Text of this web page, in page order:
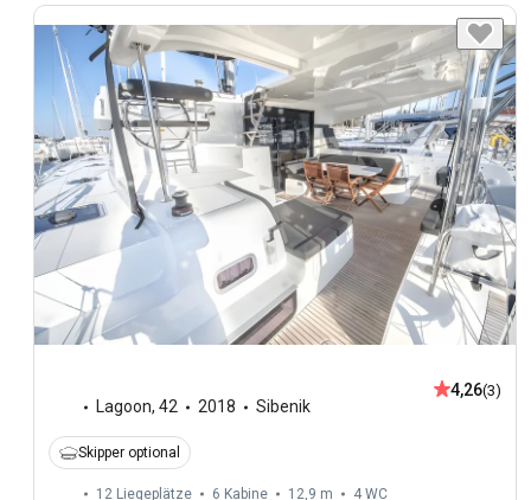
Lagoon, 42 2018 Sibenik
4,26(3)
Skipper optional
12 Liegeplätze 6 Kabine 12,9 m 4 WC